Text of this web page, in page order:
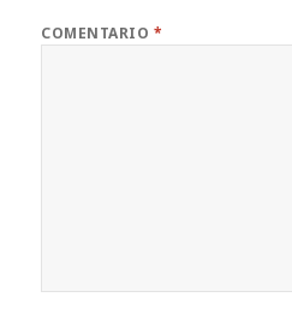
COMENTARIO *